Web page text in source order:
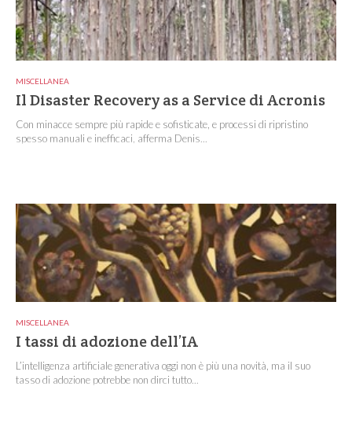
MISCELLANEA
Il Disaster Recovery as a Service di Acronis
Con minacce sempre più rapide e sofisticate, e processi di ripristino
spesso manuali e inefficaci, afferma Denis...
MISCELLANEA
I tassi di adozione dell’IA
L’intelligenza artificiale generativa oggi non è più una novità, ma il suo
tasso di adozione potrebbe non dirci tutto...